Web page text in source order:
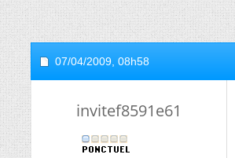
07/04/2009, 08h58
invitef8591e61